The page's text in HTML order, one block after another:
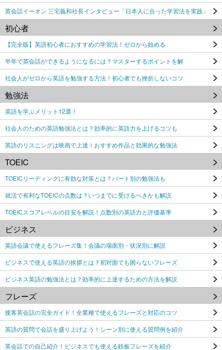
英会話イーオン 三宅義和社長インタビュー「日本人に合った学習法を実践」
初心者
【完全版】英語初心者におすすめの学習法！ゼロから始める
半年で英会話ができるようになるには？マスターするポイントを解
社会人がゼロから英語を勉強する方法！初心者でも挫折しないコツ
勉強法
英語を学ぶメリット12選！
社会人のための英語勉強法とは？効率的に英語力を上げるコツも
英語のリスニングは映画で上達！おすすめ作品と効果的な勉強法
TOEIC
TOEICリーディングに有効な対策とは？パート別の勉強法も
就活で有利なTOEICの点数は？いつまでに受けるべきかも解説
TOEICスコアレベルの目安を解説！点数別の英語力と評価基準
ビジネス
英語会議で使えるフレーズ集！会議の場面別・状況別に解説
ビジネスで使える英語の挨拶とは？初対面でも困らないフレーズ
ビジネス英語の勉強法とは？効率的に上達するための方法を解説
フレーズ
接客英会話の完全ガイド！全業種で使えるフレーズと対応のコツ
英語の質問で会話を盛り上げよう！シーン別に使える質問例を紹介
英会話での自己紹介！ビジネスでも使える鉄板フレーズを紹介